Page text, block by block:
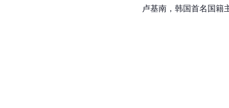
卢基南，韩国首名国籍